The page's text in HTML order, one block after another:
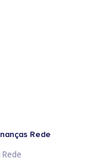
Rede